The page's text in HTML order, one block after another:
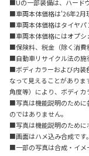
■Uの一部装備は、ハード
■車両本体価格は'26年2月
■車両本体価格はタイヤパ
■車両本体価格にはオプシ
■保険料、税金（除く消費
■自動車リサイクル法の施
■ボディカラーおよび内装
なって見えることがあり
角度等）により、ボディカ
■写真は機能説明のために
のではありません。
■写真は機能説明のために
■画面はハメ込み合成です。
■一部の写真は合成・イメ